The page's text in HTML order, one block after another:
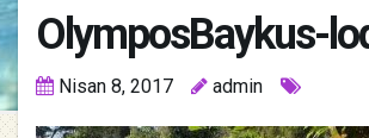
OlymposBaykus-
Nisan 8, 2017 admin